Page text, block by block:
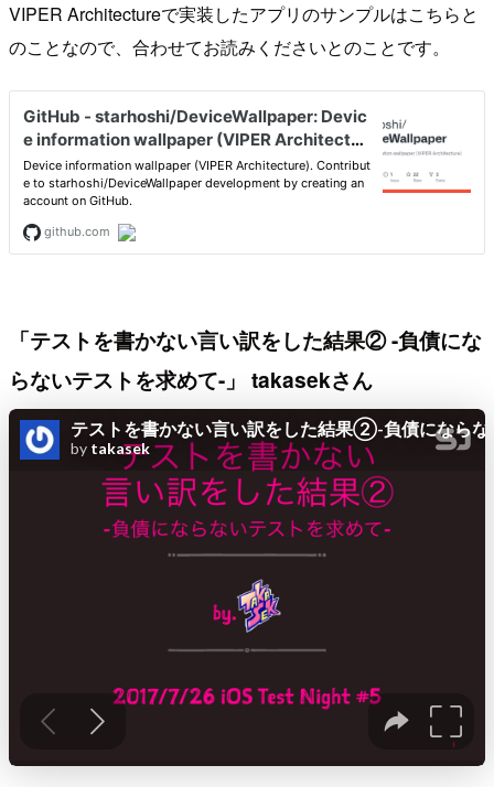
VIPER Architectureで実装したアプリのサンプルはこちらと
のことなので、合わせてお読みくださいとのことです。
「テストを書かない言い訳をした結果② -負債にな
らないテストを求めて-」 takasekさん